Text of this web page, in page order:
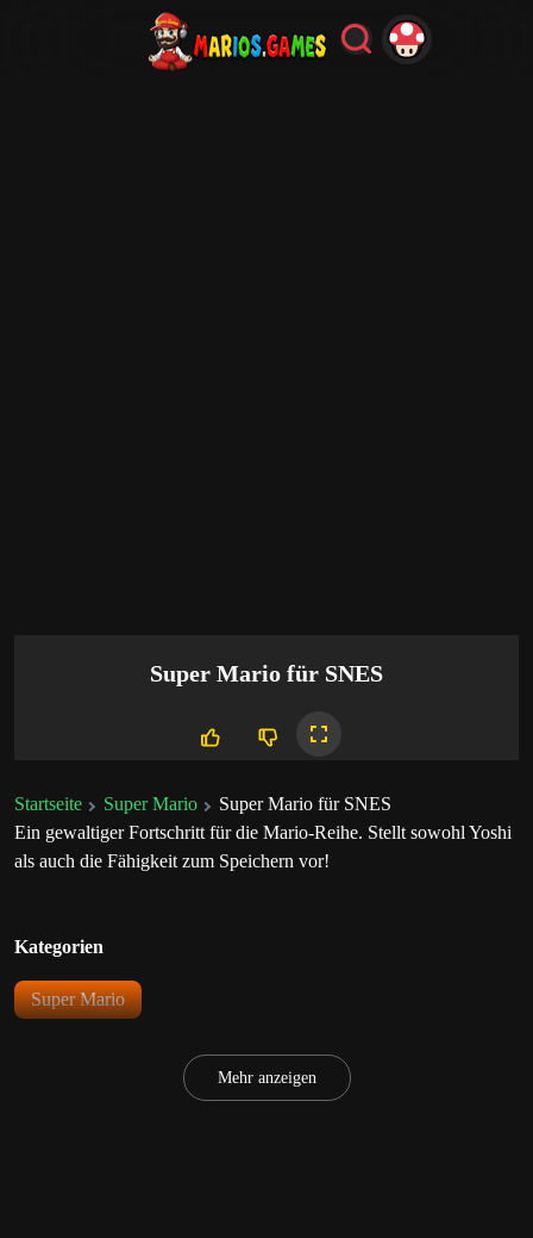
Super Mario für SNES
Startseite Super Mario
Super Mario für SNES
Ein gewaltiger Fortschritt für die Mario-Reihe. Stellt sowohl Yoshi
als auch die Fähigkeit zum Speichern vor!
Kategorien
Super Mario
Mehr anzeigen